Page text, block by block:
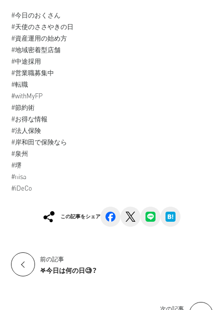
#今日のおくさん
#天使のささやきの日
#資産運用の始め方
#地域密着型店舗
#中途採用
#営業職募集中
#転職
#withMyFP
#節約術
#お得な情報
#法人保険
#岸和田で保険なら
#泉州
#堺
#nisa
#iDeCo
この記事をシェア facebook line
前の記事
𖤐今日は何の日🧐？